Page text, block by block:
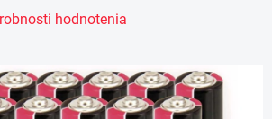
hodnotenia